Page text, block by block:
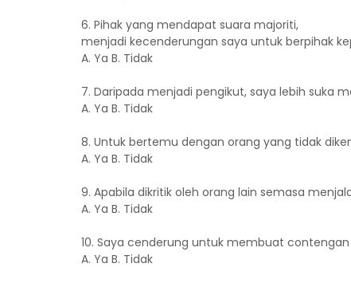
6. Pihak yang mendapat suara majoriti,
menjadi kecenderungan saya untuk berpihak
A. Ya B. Tidak
7. Daripada menjadi pengikut, saya lebih suka
A. Ya B. Tidak
8. Untuk bertemu dengan orang yang tidak
A. Ya B. Tidak
9. Apabila dikritik oleh orang lain semasa
A. Ya B. Tidak
10. Saya cenderung untuk membuat
A. Ya B. Tidak